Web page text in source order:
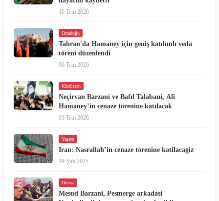
10 Tem 2026
Ortadoğu
Tahran'da Hamaney için geniş katılımlı veda
töreni düzenlendi
06 Tem 2026
Kürdistan
Neçirvan Barzani ve Bafıl Talabani, Ali
Hamaney’in cenaze törenine katılacak
03 Tem 2026
Yaşam
Iran: Nasrallah’in cenaze törenine katilacagiz
19 Şub 2025
Dünya
Mesud Barzani, Pesmerge arkadasi